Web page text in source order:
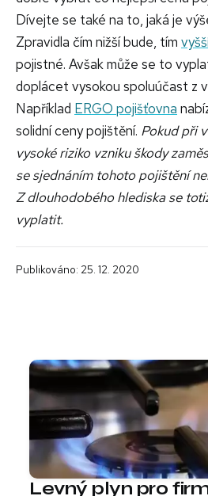
Dívejte se také na to, jaká je
Zpravidla čím nižší bude, tím
pojistné. Avšak může se to
doplácet vysokou spoluúčast z
Například ERGO pojišťovna
solidní ceny pojištění. Pokud při
vysoké riziko vzniku škody
se sjednáním tohoto pojištění
Z dlouhodobého hlediska se
vyplatit.
Publikováno: 25. 12. 2020
Levný plyn pro